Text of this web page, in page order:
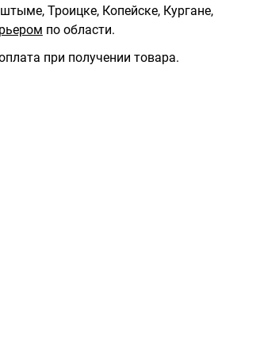
Троицке, Копейске, Кургане,
по области.
при получении товара.